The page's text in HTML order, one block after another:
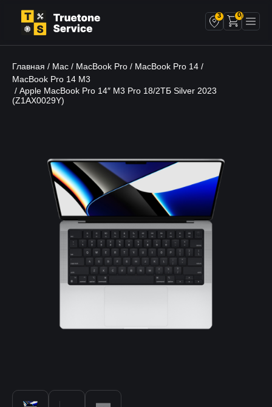
3 0
Главная / Mac / MacBook Pro / MacBook Pro 14 /
MacBook Pro 14 M3
/ Apple MacBook Pro 14″ M3 Pro 18/2ТБ Silver 2023
(Z1AX0029Y)